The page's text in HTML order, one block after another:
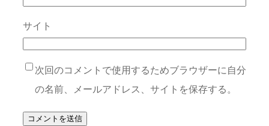
サイト
次回のコメントで使用するためブラウザーに自分
の名前、メールアドレス、サイトを保存する。